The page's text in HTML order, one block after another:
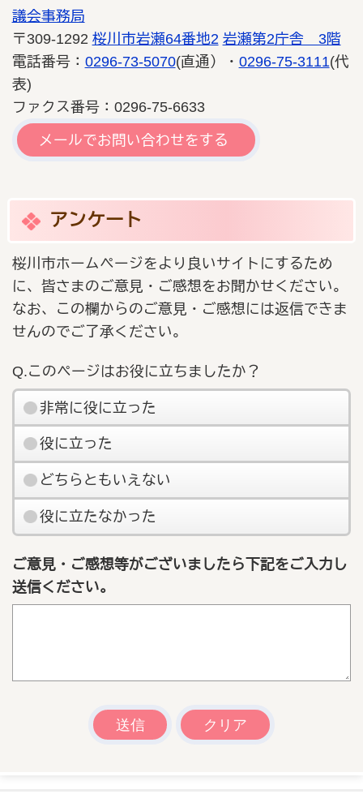
議会事務局
〒309-1292 桜川市岩瀬64番地2 岩瀬第2庁舎 3階
電話番号： 0296-73-5070(直通）・ 0296-75-3111(代
表)
ファクス番号：0296-75-6633
メールでお問い合わせをする
アンケート
桜川市ホームページをより良いサイトにするため
に、皆さまのご意見・ご感想をお聞かせください。
なお、この欄からのご意見・ご感想には返信できま
せんのでご了承ください。
Q.このページはお役に立ちましたか？
非常に役に立った
役に立った
どちらともいえない
役に立たなかった
ご意見・ご感想等がございましたら下記をご入力し
送信ください。